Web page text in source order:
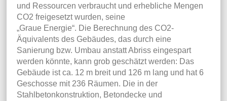
und Ressourcen verbraucht und erhebliche Mengen
CO2 freigesetzt wurden, seine
„Graue Energie“. Die Berechnung des CO2-
Äquivalents des Gebäudes, das durch eine
Sanierung bzw. Umbau anstatt Abriss eingespart
werden könnte, kann grob geschätzt werden: Das
Gebäude ist ca. 12 m breit und 126 m lang und hat 6
Geschosse mit 236 Räumen. Die in der
Stahlbetonkonstruktion, Betondecke und